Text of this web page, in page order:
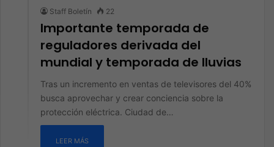
Staff Boletín 22
Importante temporada de
reguladores derivada del
mundial y temporada de lluvias
Tras un incremento en ventas de televisores del 40%
busca aprovechar y crear conciencia sobre la
protección eléctrica. Ciudad de…
LEER MÁS